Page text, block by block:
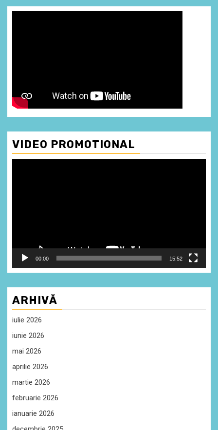
VIDEO PROMOTIONAL
00:00 15:52
ARHIVĂ
iulie 2026
iunie 2026
mai 2026
aprilie 2026
martie 2026
februarie 2026
ianuarie 2026